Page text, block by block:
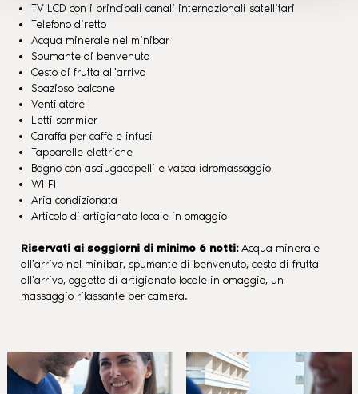
TV LCD con i principali canali internazionali satellitari
Telefono diretto
Acqua minerale nel minibar
Spumante di benvenuto
Cesto di frutta all'arrivo
Spazioso balcone
Ventilatore
Letti sommier
Caraffa per caffè e infusi
Tapparelle elettriche
Bagno con asciugacapelli e vasca idromassaggio
WI-FI
Aria condizionata
Articolo di artigianato locale in omaggio
Riservati ai soggiorni di minimo 6 notti:Acqua minerale
all'arrivo nel minibar, spumante di benvenuto, cesto di frutta
all'arrivo, oggetto di artigianato locale in omaggio, un
massaggio rilassante per camera.